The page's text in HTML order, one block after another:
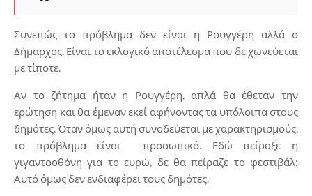
Συνεπώς το πρόβλημα δεν είναι η Ρουγγέρη αλλά ο
Δήμαρχος. Είναι το εκλογικό αποτέλεσμα που δε χωνεύεται
με τίποτε.
Αν το ζήτημα ήταν η Ρουγγέρη, απλά θα έθεταν την
ερώτηση και θα έμεναν εκεί αφήνοντας τα υπόλοιπα στους
δημότες. Όταν όμως αυτή συνοδεύεται με χαρακτηρισμούς,
το πρόβλημα είναι προσωπικό. Εδώ πείραξε η
γιγαντοοθόνη για το ευρώ, δε θα πείραζε το φεστιβάλ;
Αυτό όμως δεν ενδιαφέρει τους δημότες.